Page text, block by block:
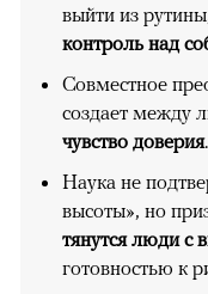
выйти из
контроль над
Совместное
создает между
чувство доверия.
Наука не
высоты», но
тянутся люди с
готовностью к